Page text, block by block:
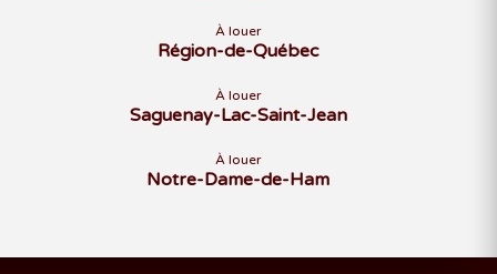
À louer
Région-de-Québec
À louer
Saguenay-Lac-Saint-Jean
À louer
Notre-Dame-de-Ham